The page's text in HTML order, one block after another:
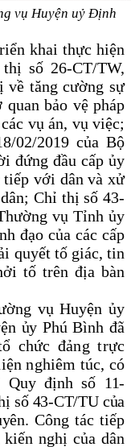
vụ Huyện uỷ Định
khai thực hiện
số 26-CT/TW,
về tăng cường sự
bảo vệ pháp
vụ án, vụ việc;
02/2019 của Bộ
đứng đầu cấp ủy
với dân và xử
Chỉ thị số 43-
vụ Tỉnh ủy
đạo của các cấp
quyết tố giác, tin
tố trên địa bàn
vụ Huyện ủy
ủy Phú Bình đã
chức đảng trực
nghiêm túc, có
Quy định số 11-
số 43-CT/TU của
. Công tác tiếp
nghị của dân